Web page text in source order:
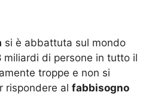
si è abbattuta sul mondo
miliardi di persone in tutto il
troppe e non si
rispondere al fabbisogno